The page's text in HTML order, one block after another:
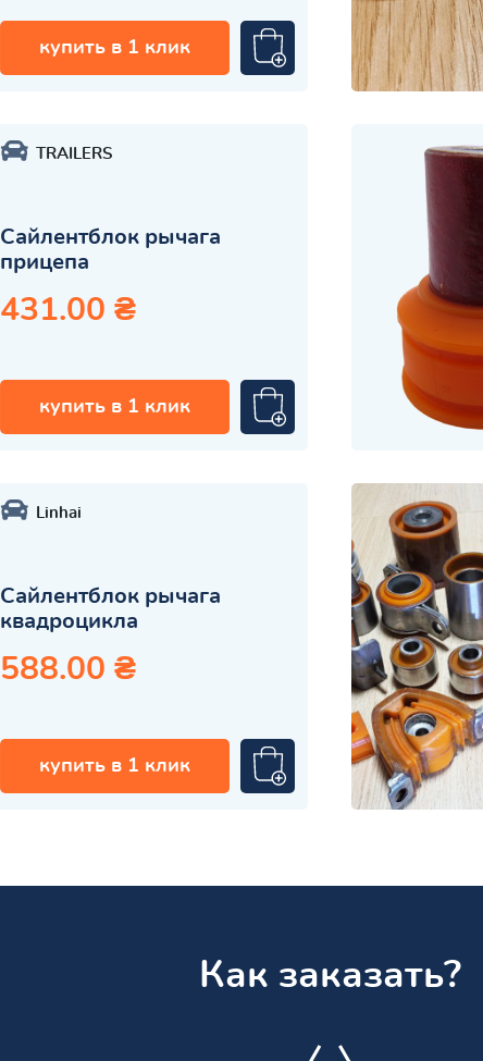
купить в 1 клик
TRAILERS
Сайлентблок рычага
прицепа
431.00 ₴
купить в 1 клик
Linhai
Сайлентблок рычага
квадроцикла
588.00 ₴
купить в 1 клик
Как заказать?